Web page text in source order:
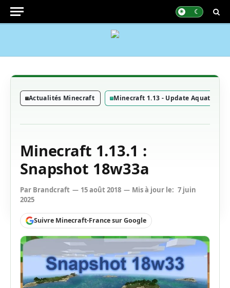
Actualités Minecraft Minecraft 1.13 - Update Aquatic
Minecraft 1.13.1 :
Snapshot 18w33a
Par Brandcraft 15 août 2018 Mis à jour le: 7 juin
2025
Suivre Minecraft-France sur Google